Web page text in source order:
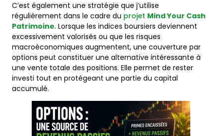
C’est également une stratégie que j’utilise
régulièrement dans le cadre du projet Mind Your Cash
Patrimoine. Lorsque les indices boursiers deviennent
excessivement valorisés ou que les risques
macroéconomiques augmentent, une couverture par
options peut constituer une alternative intéressante à
une vente totale des positions. Elle permet de rester
investi tout en protégeant une partie du capital
accumulé.